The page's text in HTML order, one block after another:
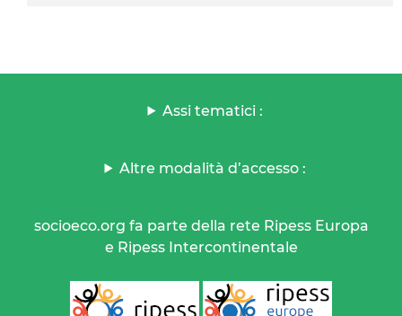
Assi tematici :
Altre modalità d’accesso :
socioeco.org fa parte della rete Ripess Europa
e Ripess Intercontinentale